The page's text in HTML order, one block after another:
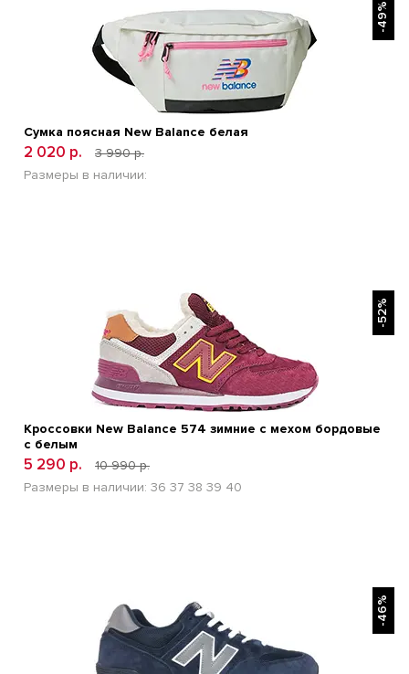
-49%
Сумка поясная New Balance белая
2 020 р.
3 990 р.
Размеры в наличии:
-52%
Кроссовки New Balance 574 зимние с мехом бордовые
с белым
5 290 р.
10 990 р.
Размеры в наличии: 36 37 38 39 40
-46%